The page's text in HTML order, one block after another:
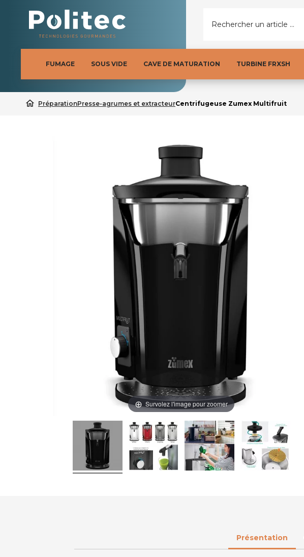
Rechercher un article ...
FUMAGE SOUS VIDE CAVE DE MATURATION TURBINE FRXSH
home PréparationPresse-agrumes et extracteurCentrifugeuse Zumex Multifruit
Survolez l'image pour zoomer
Présentation